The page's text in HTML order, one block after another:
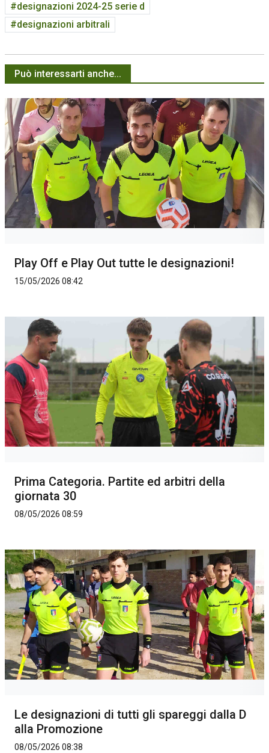
designazioni 2024-25 serie d
designazioni arbitrali
Può interessarti anche...
Play Off e Play Out tutte le designazioni!
15/05/2026 08:42
Prima Categoria. Partite ed arbitri della
giornata 30
08/05/2026 08:59
Le designazioni di tutti gli spareggi dalla D
alla Promozione
08/05/2026 08:38